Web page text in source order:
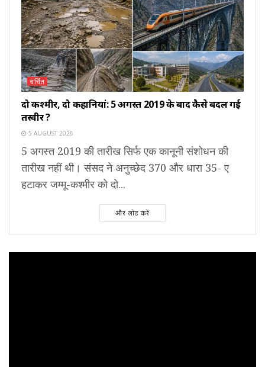
चर्चित
दो कश्मीर, दो कहानियां: 5 अगस्त 2019 के बाद कैसे बदल गई
तस्वीर ?
5 AUGUST 2026
5 अगस्त 2019 की तारीख सिर्फ एक कानूनी संशोधन की
तारीख नहीं थी। संसद ने अनुच्छेद 370 और धारा 35- ए
हटाकर जम्मू-कश्मीर को दो...
और लोड करें